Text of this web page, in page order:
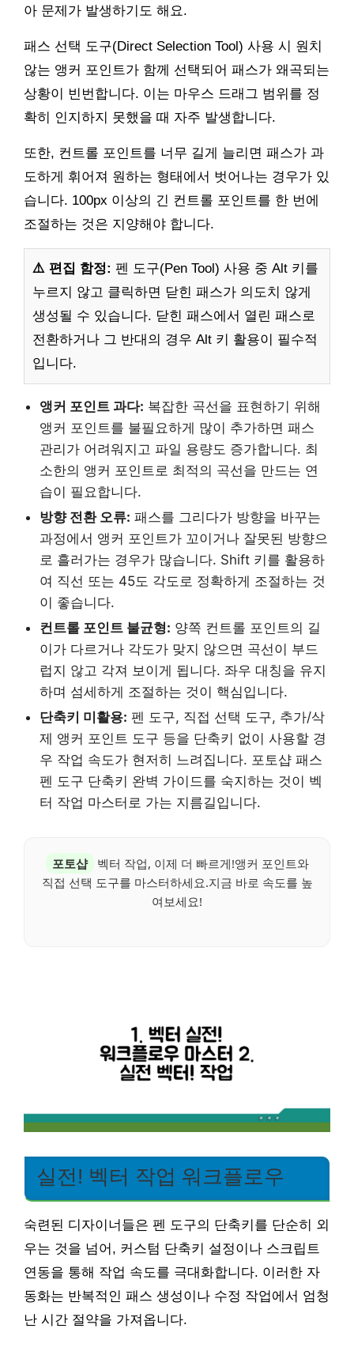
아 문제가 발생하기도 해요.
패스 선택 도구(Direct Selection Tool) 사용 시 원치
않는 앵커 포인트가 함께 선택되어 패스가 왜곡되는
상황이 빈번합니다. 이는 마우스 드래그 범위를 정
확히 인지하지 못했을 때 자주 발생합니다.
또한, 컨트롤 포인트를 너무 길게 늘리면 패스가 과
도하게 휘어져 원하는 형태에서 벗어나는 경우가 있
습니다. 100px 이상의 긴 컨트롤 포인트를 한 번에
조절하는 것은 지양해야 합니다.
⚠️ 편집 함정: 펜 도구(Pen Tool) 사용 중 Alt 키를
누르지 않고 클릭하면 닫힌 패스가 의도치 않게
생성될 수 있습니다. 닫힌 패스에서 열린 패스로
전환하거나 그 반대의 경우 Alt 키 활용이 필수적
입니다.
앵커 포인트 과다: 복잡한 곡선을 표현하기 위해
앵커 포인트를 불필요하게 많이 추가하면 패스
관리가 어려워지고 파일 용량도 증가합니다. 최
소한의 앵커 포인트로 최적의 곡선을 만드는 연
습이 필요합니다.
방향 전환 오류: 패스를 그리다가 방향을 바꾸는
과정에서 앵커 포인트가 꼬이거나 잘못된 방향으
로 흘러가는 경우가 많습니다. Shift 키를 활용하
여 직선 또는 45도 각도로 정확하게 조절하는 것
이 좋습니다.
컨트롤 포인트 불균형: 양쪽 컨트롤 포인트의 길
이가 다르거나 각도가 맞지 않으면 곡선이 부드
럽지 않고 각져 보이게 됩니다. 좌우 대칭을 유지
하며 섬세하게 조절하는 것이 핵심입니다.
단축키 미활용: 펜 도구, 직접 선택 도구, 추가/삭
제 앵커 포인트 도구 등을 단축키 없이 사용할 경
우 작업 속도가 현저히 느려집니다. 포토샵 패스
펜 도구 단축키 완벽 가이드를 숙지하는 것이 벡
터 작업 마스터로 가는 지름길입니다.
포토샵
벡터 작업, 이제 더 빠르게!앵커 포인트와
직접 선택 도구를 마스터하세요.지금 바로 속도를 높
여보세요!
실전! 벡터 작업 워크플로우
숙련된 디자이너들은 펜 도구의 단축키를 단순히 외
우는 것을 넘어, 커스텀 단축키 설정이나 스크립트
연동을 통해 작업 속도를 극대화합니다. 이러한 자
동화는 반복적인 패스 생성이나 수정 작업에서 엄청
난 시간 절약을 가져옵니다.